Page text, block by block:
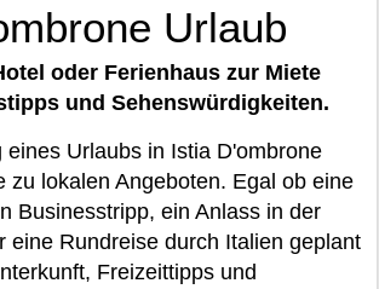
Urlaub
oder Ferienhaus zur Miete
und Sehenswürdigkeiten.
eines Urlaubs in Istia D'ombrone
zu lokalen Angeboten. Egal ob eine
Businesstripp, ein Anlass in der
eine Rundreise durch Italien geplant
Freizeittipps und